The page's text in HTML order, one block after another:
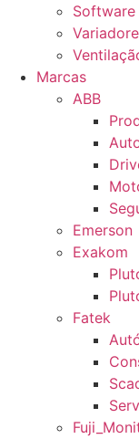
Software
Marcas
ABB
Emerson
Exakom
Fatek